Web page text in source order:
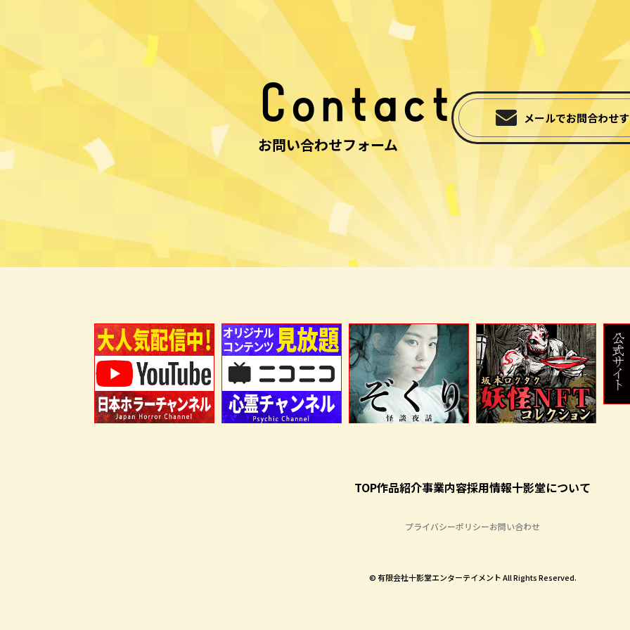
Contact
お問い合わせフォーム
メールでお問合わせ
TOP作品紹介事業内容採用情報十影堂について
プライバシーポリシーお問い合わせ
©︎ 有限会社十影堂エンターテイメント All Rights Reserved.